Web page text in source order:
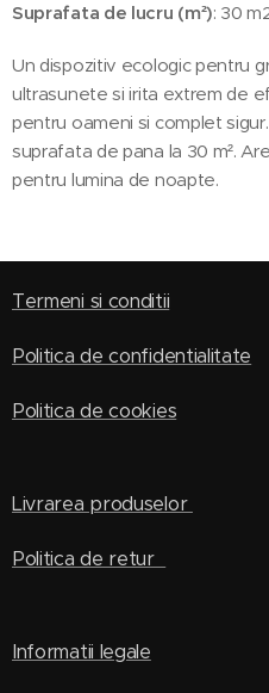
Suprafata de lucru (m²): 30
Un dispozitiv ecologic pentru
ultrasunete si irita extrem de
pentru oameni si complet
suprafata de pana la 30 m².
pentru lumina de noapte.
Termeni si conditii
Politica de confidentialitate
Politica de cookies
Livrarea produselor
Politica de retur
Informatii legale